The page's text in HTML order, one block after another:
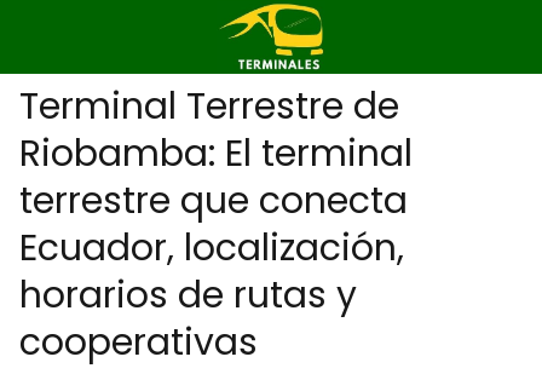
Terminal Terrestre de
Riobamba: El terminal
terrestre que conecta
Ecuador, localización,
horarios de rutas y
cooperativas